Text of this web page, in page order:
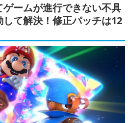
ームが進行できない不具
て解決！修正パッチは12